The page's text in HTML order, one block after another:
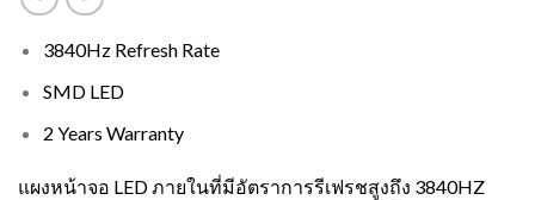
3840Hz Refresh Rate
SMD LED
2 Years Warranty
แผงหน้าจอ LED ภายในที่มีอัตราการรีเฟรชสูงถึง 3840HZ